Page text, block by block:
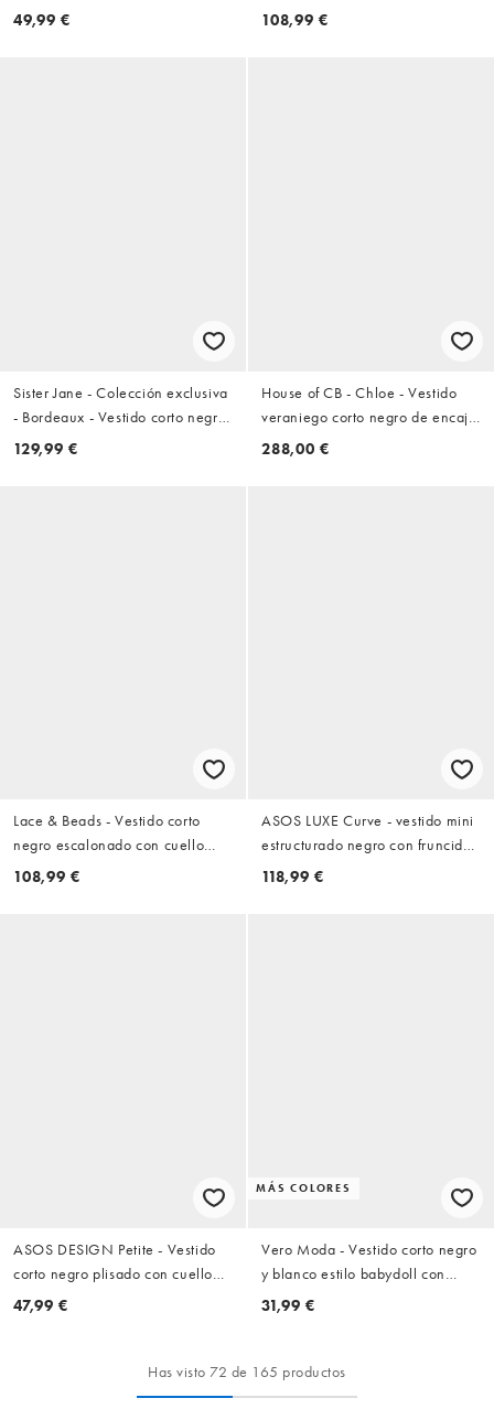
manga extralarga en negro
49,99 €
falda de plumas sintéticas en
108,99 €
Sister Jane - Colección exclusiva
- Bordeaux - Vestido corto negro
con mangas abullonadas, cuello
129,99 €
House of CB - Chloe - Vestido
veraniego corto negro de encaje
con bordado inglés de algodón
288,00 €
Lace & Beads - Vestido corto
negro escalonado con cuello
halter y detalle de volantes de tul
108,99 €
ASOS LUXE Curve - vestido mini
estructurado negro con fruncido
en el busto
118,99 €
ASOS DESIGN Petite - Vestido
corto negro plisado con cuello
halter y volante en el bajo
47,99 €
MÁS COLORES
Vero Moda - Vestido corto negro
y blanco estilo babydoll con
estampado floral y ribete de
31,99 €
Has visto 72 de 165 productos